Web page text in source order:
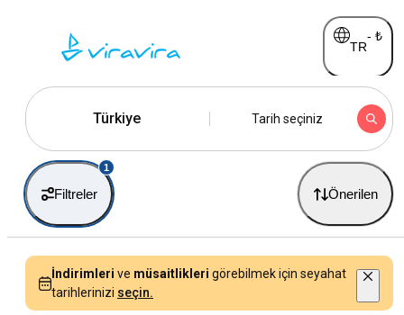
TR
- ₺
Türkiye Tarih seçiniz
Filtreler
1
Önerilen
İndirimleri ve müsaitlikleri görebilmek için seyahat
tarihlerinizi seçin.